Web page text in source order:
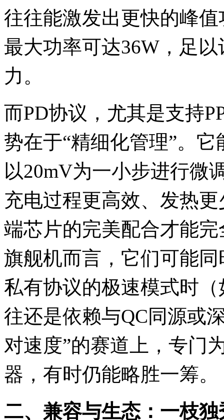
往往能激发出更快的峰
最大功率可达36W，足
力。
而PD协议，尤其是支持
势在于“精细化管理”。
以20mV为一小步进行微
充电过程更高效、发热
端芯片的完美配合才能
旗舰机而言，它们可能
私有协议的极速模式时
往还是依赖与QC同源或
对速度”的赛道上，专门
器，有时仍能略胜一筹。
二、兼容与生态：一枝